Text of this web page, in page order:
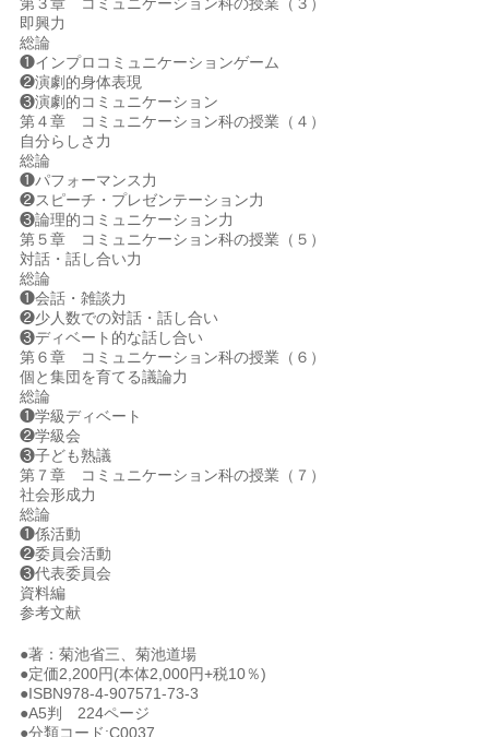
即興力
総論
❶インプロコミュニケーションゲーム
❷演劇的身体表現
❸演劇的コミュニケーション
第４章 コミュニケーション科の授業（４）
自分らしさ力
総論
❶パフォーマンス力
❷スピーチ・プレゼンテーション力
❸論理的コミュニケーション力
第５章 コミュニケーション科の授業（５）
対話・話し合い力
総論
❶会話・雑談力
❷少人数での対話・話し合い
❸ディベート的な話し合い
第６章 コミュニケーション科の授業（６）
個と集団を育てる議論力
総論
❶学級ディベート
❷学級会
❸子ども熟議
第７章 コミュニケーション科の授業（７）
社会形成力
総論
❶係活動
❷委員会活動
❸代表委員会
資料編
参考文献
●著：菊池省三、菊池道場
●定価2,200円(本体2,000円+税10％)
●ISBN978-4-907571-73-3
●A5判 224ページ
●分類コード:C0037